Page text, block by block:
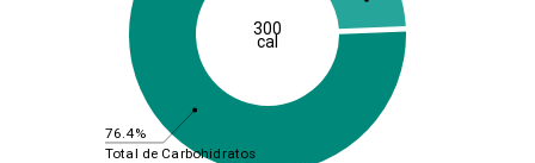
76.4%
Total de Carbohidratos
300
cal